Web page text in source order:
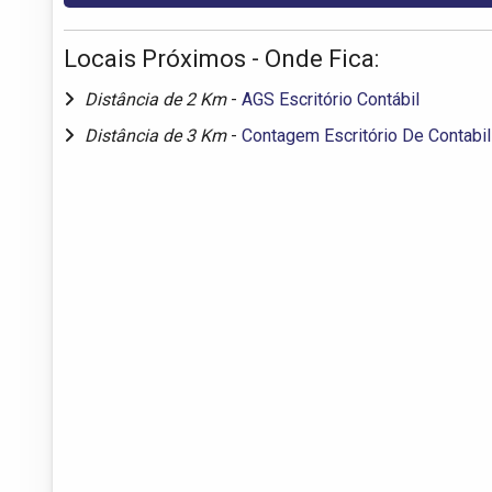
Locais Próximos - Onde Fica:
Distância de 2 Km - AGS Escritório Contábil
Distância de 3 Km - Contagem Escritório De